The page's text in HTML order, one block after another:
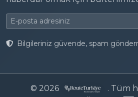
Bilgileriniz güvende, spam
© 2026
. Tüm